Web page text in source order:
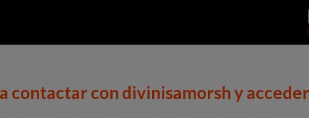
contactar con divinisamorsh y